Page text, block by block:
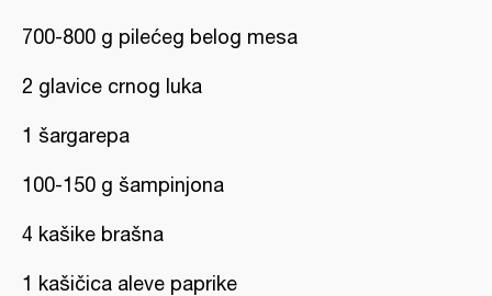
700-800 g pilećeg belog mesa
2 glavice crnog luka
1 šargarepa
100-150 g šampinjona
4 kašike brašna
1 kašičica aleve paprike